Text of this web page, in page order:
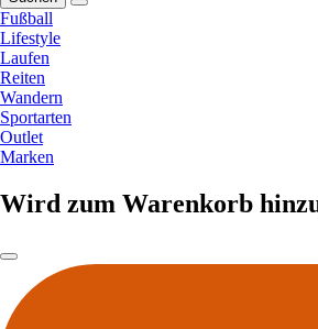
Fußball
Lifestyle
Laufen
Reiten
Wandern
Sportarten
Outlet
Marken
Wird zum Warenkorb